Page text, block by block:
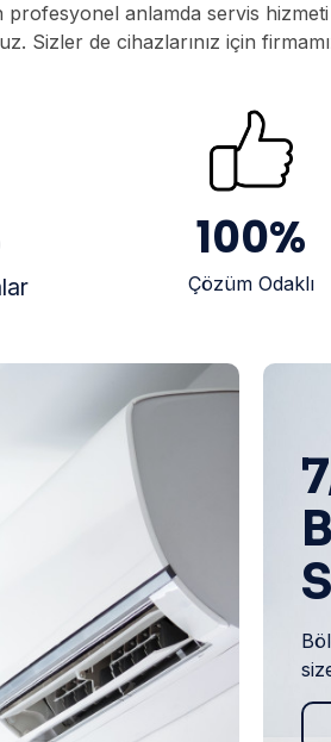
profesyonel anlamda servis
Sizler de cihazlarınız için
100%
Çözüm Odaklı